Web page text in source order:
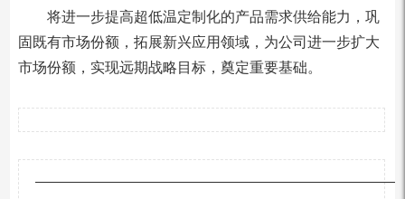
将进一步提高超低温定制化的产品需求供给能力，巩
固既有市场份额，拓展新兴应用领域，为公司进一步扩大
市场份额，实现远期战略目标，奠定重要基础。